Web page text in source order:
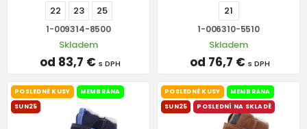
22 23 25
1-009314-8500
Skladem
od 83,7 € s DPH
21
1-006310-5510
Skladem
od 76,7 € s DPH
POSLEDNÉ KUSY
MEMBRÁNA
SUN25
POSLEDNÉ KUSY
MEMBRÁNA
SUN25
POSLEDNÍ NA SKLADĚ